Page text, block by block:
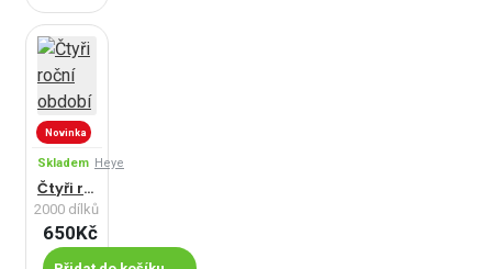
Novinka
Skladem Heye
Čtyři roční období
2000 dílků
650Kč